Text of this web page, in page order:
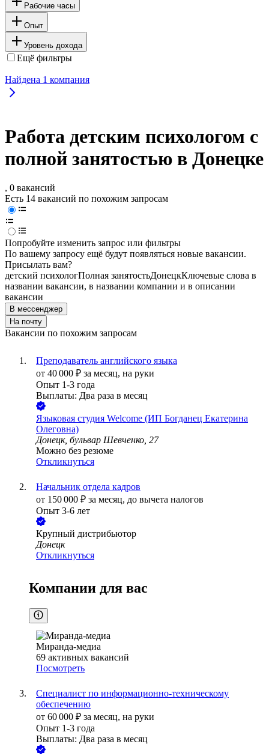
Рабочие часы
Опыт
Уровень дохода
Ещё фильтры
Найдена 1 компания
Работа детским психологом с
полной занятостью в Донецке
, 0 вакансий
Есть 14 вакансий по похожим запросам
Попробуйте изменить запрос или фильтры
По вашему запросу ещё будут появляться новые вакансии.
Присылать вам?
детский психологПолная занятостьДонецкКлючевые слова в
названии вакансии, в названии компании и в описании
вакансии
В мессенджер
На почту
Вакансии по похожим запросам
Преподаватель английского языка
от 40 000 ₽ за месяц, на руки
Опыт 1-3 года
Выплаты: Два раза в месяц
Языковая студия Welcome (ИП Богданец Екатерина
Олеговна)
Донецк, бульвар Шевченко, 27
Можно без резюме
Откликнуться
Начальник отдела кадров
от 150 000 ₽ за месяц, до вычета налогов
Опыт 3-6 лет
Крупный дистрибьютор
Донецк
Откликнуться
Компании для вас
Миранда-медиа
69 активных вакансий
Посмотреть
Специалист по информационно-техническому
обеспечению
от 60 000 ₽ за месяц, на руки
Опыт 1-3 года
Выплаты: Два раза в месяц